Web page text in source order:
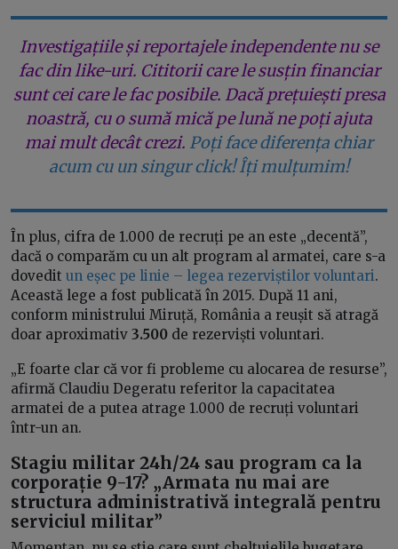
Investigațiile și reportajele independente nu se
fac din like-uri. Cititorii care le susțin financiar
sunt cei care le fac posibile. Dacă prețuiești presa
noastră, cu o sumă mică pe lună ne poți ajuta
mai mult decât crezi. Poți face diferența chiar
acum cu un singur click! Îți mulțumim!
În plus, cifra de 1.000 de recruți pe an este „decentă”,
dacă o comparăm cu un alt program al armatei, care s-a
dovedit un eșec pe linie – legea rezerviștilor voluntari.
Această lege a fost publicată în 2015. După 11 ani,
conform ministrului Miruță, România a reușit să atragă
doar aproximativ 3.500 de rezerviști voluntari.
„E foarte clar că vor fi probleme cu alocarea de resurse”,
afirmă Claudiu Degeratu referitor la capacitatea
armatei de a putea atrage 1.000 de recruți voluntari
într-un an.
Stagiu militar 24h/24 sau program ca la
corporație 9-17? „Armata nu mai are
structura administrativă integrală pentru
serviciul militar”